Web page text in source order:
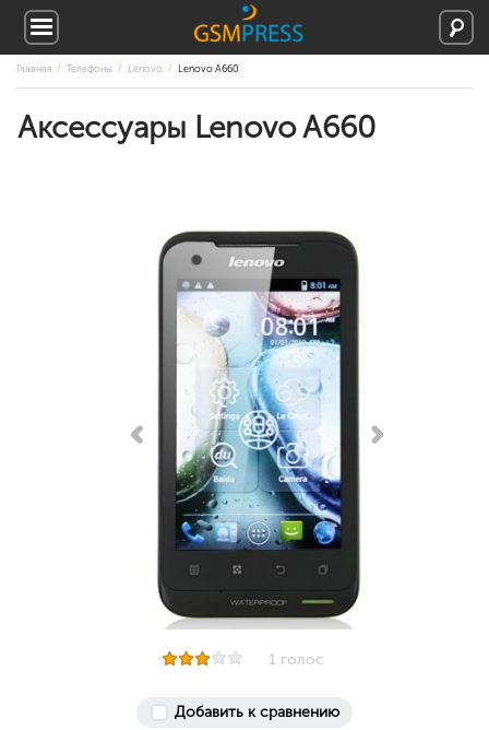
Главная Телефоны Lenovo Lenovo A660
Аксессуары Lenovo A660
1 голос
Добавить к сравнению